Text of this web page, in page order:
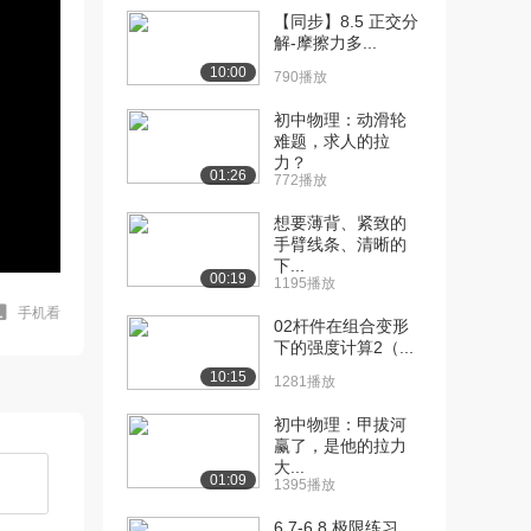
手机看
10:00
【同步】8.5 正交分
解-摩擦力多...
790播放
01:26
初中物理：动滑轮
难题，求人的拉
力？
772播放
00:19
想要薄背、紧致的
手臂线条、清晰的
下...
1195播放
10:15
02杆件在组合变形
下的强度计算2（...
1281播放
01:09
初中物理：甲拔河
赢了，是他的拉力
大...
1395播放